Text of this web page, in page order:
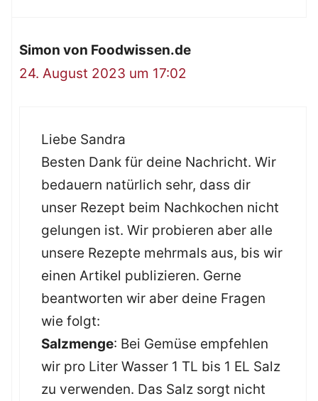
Simon von Foodwissen.de
24. August 2023 um 17:02
Liebe Sandra
Besten Dank für deine Nachricht. Wir
bedauern natürlich sehr, dass dir
unser Rezept beim Nachkochen nicht
gelungen ist. Wir probieren aber alle
unsere Rezepte mehrmals aus, bis wir
einen Artikel publizieren. Gerne
beantworten wir aber deine Fragen
wie folgt:
Salzmenge: Bei Gemüse empfehlen
wir pro Liter Wasser 1 TL bis 1 EL Salz
zu verwenden. Das Salz sorgt nicht